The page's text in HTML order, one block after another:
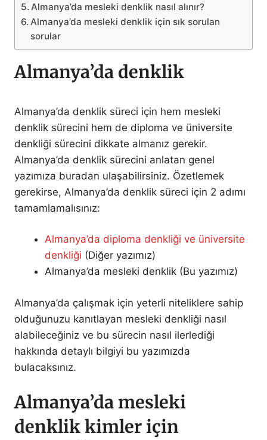
Almanya’da mesleki denklik nasıl alınır?
Almanya’da mesleki denklik için sık sorulan
sorular
Almanya’da denklik
Almanya’da denklik süreci için hem mesleki
denklik sürecini hem de diploma ve üniversite
denkliği sürecini dikkate almanız gerekir.
Almanya’da denklik sürecini anlatan genel
yazımıza buradan ulaşabilirsiniz. Özetlemek
gerekirse, Almanya’da denklik süreci için 2 adımı
tamamlamalısınız:
Almanya’da diploma denkliği ve üniversite
denkliği (Diğer yazımız)
Almanya’da mesleki denklik (Bu yazımız)
Almanya’da çalışmak için yeterli niteliklere sahip
olduğunuzu kanıtlayan mesleki denkliği nasıl
alabileceğiniz ve bu sürecin nasıl ilerlediği
hakkında detaylı bilgiyi bu yazımızda
bulacaksınız.
Almanya’da mesleki
denklik kimler için